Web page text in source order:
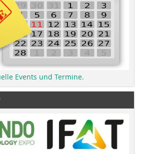
Events und Termine.